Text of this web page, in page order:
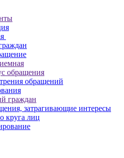
обращения
обращений
граждан
затрагивающие интересы
круга лиц